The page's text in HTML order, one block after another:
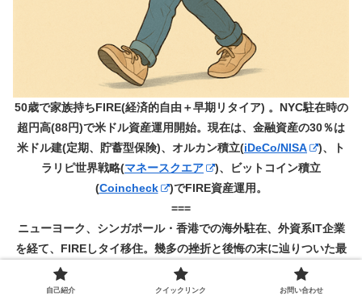
50歳で家族持ちFIRE(経済的自由＋早期リタイア) 。NYC駐在時の
超円高(88円)で米ドル資産運用開始。現在は、金融資産の30％は
米ドル建(定期、貯蓄型保険)、オルカン積立(iDeCo/NISA
)、ト
ラリピ世界戦略(マネースクエア
)、ビットコイン積立
(Coincheck
)でFIRE資産運用。
===
ニューヨーク、シンガポール・香港での海外駐在、外資系IT企業
を経て、FIREしタイ移住。幾多の挫折と後悔の末に辿りついた最
後の楽園、バンコクで修業中。
===
自己紹介 クイックリンク お問い合わせ